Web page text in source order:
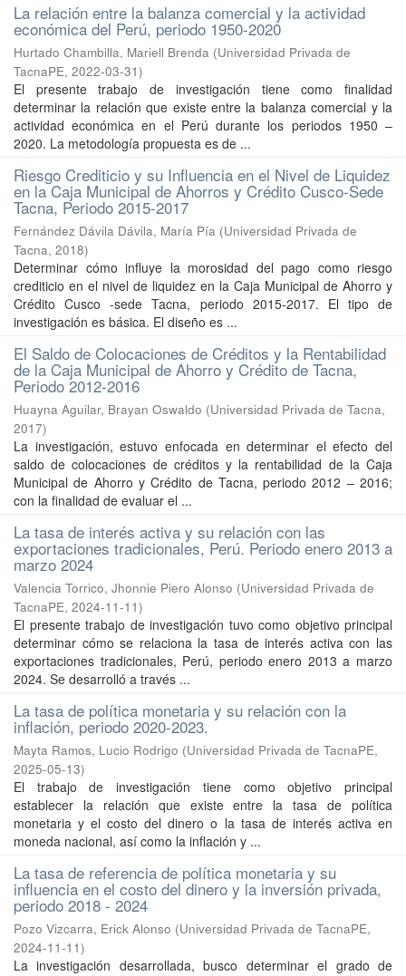
La relación entre la balanza comercial y la actividad
económica del Perú, periodo 1950-2020
Hurtado Chambilla, Mariell Brenda (Universidad Privada de
TacnaPE, 2022-03-31)
El presente trabajo de investigación tiene como finalidad
determinar la relación que existe entre la balanza comercial y la
actividad económica en el Perú durante los periodos 1950 –
2020. La metodología propuesta es de ...
Riesgo Crediticio y su Influencia en el Nivel de Liquidez
en la Caja Municipal de Ahorros y Crédito Cusco-Sede
Tacna, Periodo 2015-2017
Fernández Dávila Dávila, María Pía (Universidad Privada de
Tacna, 2018)
Determinar cómo influye la morosidad del pago como riesgo
crediticio en el nivel de liquidez en la Caja Municipal de Ahorro y
Crédito Cusco -sede Tacna, periodo 2015-2017. El tipo de
investigación es básica. El diseño es ...
El Saldo de Colocaciones de Créditos y la Rentabilidad
de la Caja Municipal de Ahorro y Crédito de Tacna,
Periodo 2012-2016
Huayna Aguilar, Brayan Oswaldo (Universidad Privada de Tacna,
2017)
La investigación, estuvo enfocada en determinar el efecto del
saldo de colocaciones de créditos y la rentabilidad de la Caja
Municipal de Ahorro y Crédito de Tacna, periodo 2012 – 2016;
con la finalidad de evaluar el ...
La tasa de interés activa y su relación con las
exportaciones tradicionales, Perú. Periodo enero 2013 a
marzo 2024
Valencia Torrico, Jhonnie Piero Alonso (Universidad Privada de
TacnaPE, 2024-11-11)
El presente trabajo de investigación tuvo como objetivo principal
determinar cómo se relaciona la tasa de interés activa con las
exportaciones tradicionales, Perú, periodo enero 2013 a marzo
2024. Se desarrolló a través ...
La tasa de política monetaria y su relación con la
inflación, periodo 2020-2023.
Mayta Ramos, Lucio Rodrigo (Universidad Privada de TacnaPE,
2025-05-13)
El trabajo de investigación tiene como objetivo principal
establecer la relación que existe entre la tasa de política
monetaria y el costo del dinero o la tasa de interés activa en
moneda nacional, así como la inflación y ...
La tasa de referencia de política monetaria y su
influencia en el costo del dinero y la inversión privada,
periodo 2018 - 2024
Pozo Vizcarra, Erick Alonso (Universidad Privada de TacnaPE,
2024-11-11)
La investigación desarrollada, busco determinar el grado de